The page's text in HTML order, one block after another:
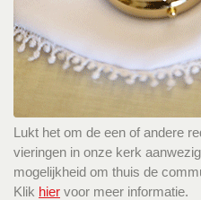
Lukt het om de een of andere
vieringen in onze kerk
mogelijkheid om thuis de
Klik hier voor meer informatie.